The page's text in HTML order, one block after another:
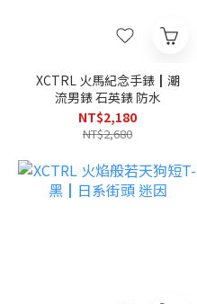
XCTRL 火馬紀念手錶┃潮
流男錶 石英錶 防水
NT$2,180
NT$2,680